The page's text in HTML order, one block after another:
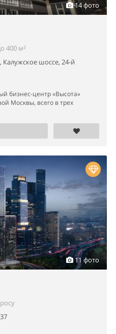
14 фото
400 м²
Калужское шоссе, 24-й
бизнес-центр «Высота»
Москвы, всего в трех
11 фото